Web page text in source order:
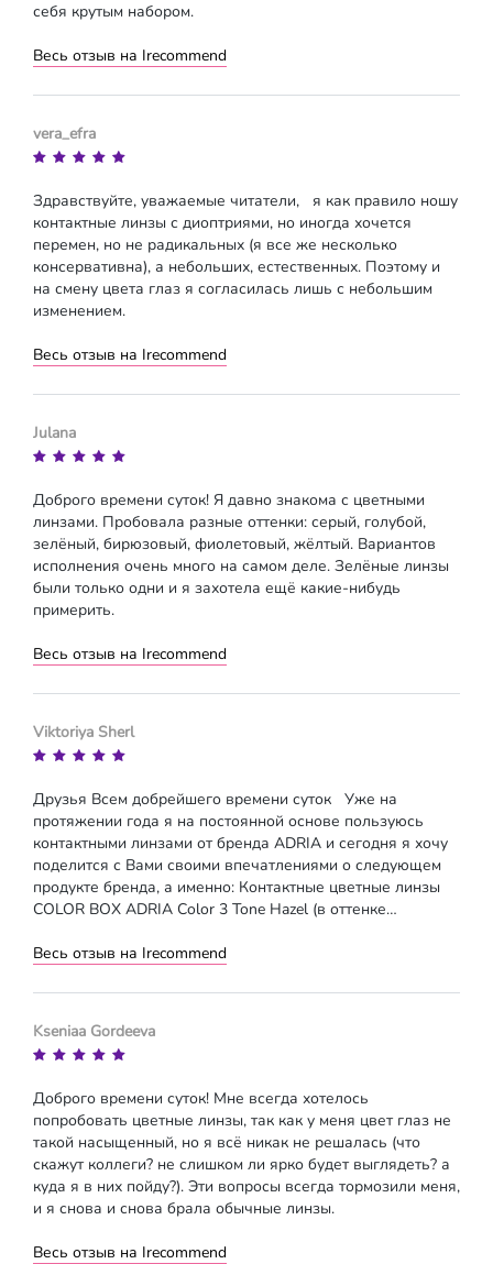
себя крутым набором.
Весь отзыв на Irecommend
vera_efra
Здравствуйте, уважаемые читатели, я как правило ношу
контактные линзы с диоптриями, но иногда хочется
перемен, но не радикальных (я все же несколько
консервативна), а небольших, естественных. Поэтому и
на смену цвета глаз я согласилась лишь с небольшим
изменением.
Весь отзыв на Irecommend
Julana
Доброго времени суток! Я давно знакома с цветными
линзами. Пробовала разные оттенки: серый, голубой,
зелёный, бирюзовый, фиолетовый, жёлтый. Вариантов
исполнения очень много на самом деле. Зелёные линзы
были только одни и я захотела ещё какие-нибудь
примерить.
Весь отзыв на Irecommend
Viktoriya Sherl
Друзья Всем добрейшего времени суток Уже на
протяжении года я на постоянной основе пользуюсь
контактными линзами от бренда ADRIA и сегодня я хочу
поделится с Вами своими впечатлениями о следующем
продукте бренда, а именно: Контактные цветные линзы
COLOR BOX ADRIA Color 3 Tone Hazel (в оттенке…
Весь отзыв на Irecommend
Kseniaa Gordeeva
Доброго времени суток! Мне всегда хотелось
попробовать цветные линзы, так как у меня цвет глаз не
такой насыщенный, но я всё никак не решалась (что
скажут коллеги? не слишком ли ярко будет выглядеть? а
куда я в них пойду?). Эти вопросы всегда тормозили меня,
и я снова и снова брала обычные линзы.
Весь отзыв на Irecommend